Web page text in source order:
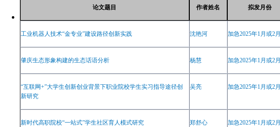
论文题目 作者姓名 拟发月份
工业机器人技术“金专业”建设路径创新实践 沈艳河 加急2025年1月或2月
肇庆生态形象构建的生态话语分析 杨慧 加急2025年1月或2月
“互联网+”大学生创新创业背景下职业院校学生实习指导途径创
新研究
吴亮 加急2025年1月或2月
新时代高职院校“一站式”学生社区育人模式研究 郑舒心 加急2025年1月或2月